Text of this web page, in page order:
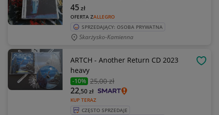
OFERTA ZALLEGRO
45zł
SPRZEDAJĄCY: OSOBA PRYWATNA
Skarżysko-Kamienna
ARTCH - Another Return CD 2023
heavy
-10% 25,00 zł
KUP TERAZ
22,50zł
CZĘSTO SPRZEDAJE